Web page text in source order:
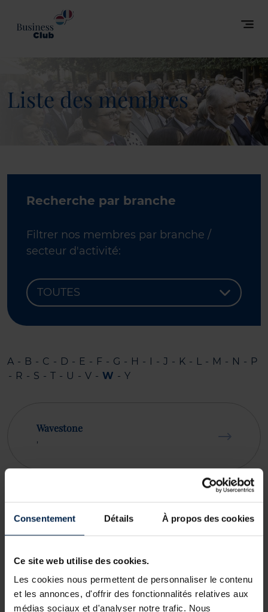
Consentement Détails À propos des cookies
Ce site web utilise des cookies.
Les cookies nous permettent de personnaliser le contenu
et les annonces, d'offrir des fonctionnalités relatives aux
médias sociaux et d'analyser notre trafic. Nous
Liste des membres
Recherche par branche
Filtrer nos membres par branche /
secteur d'activité:
A - B - C - D - E - F - G - H - I - J - K - L - M - N - P
- R - S - T - U - V - W - Y
Wavestone
,
Wergens, Pierre
Paris, France
Conseil
Work2Care
, Luxembourg/France